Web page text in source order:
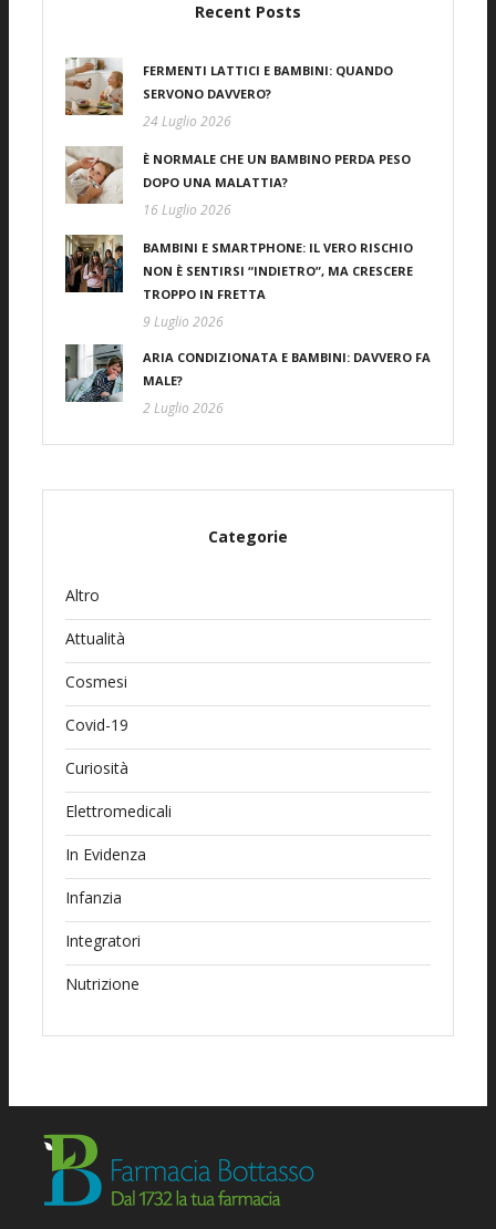
Recent Posts
FERMENTI LATTICI E BAMBINI: QUANDO
SERVONO DAVVERO?
24 Luglio 2026
È NORMALE CHE UN BAMBINO PERDA PESO
DOPO UNA MALATTIA?
16 Luglio 2026
BAMBINI E SMARTPHONE: IL VERO RISCHIO
NON È SENTIRSI “INDIETRO”, MA CRESCERE
TROPPO IN FRETTA
9 Luglio 2026
ARIA CONDIZIONATA E BAMBINI: DAVVERO FA
MALE?
2 Luglio 2026
Categorie
Altro
Attualità
Cosmesi
Covid-19
Curiosità
Elettromedicali
In Evidenza
Infanzia
Integratori
Nutrizione